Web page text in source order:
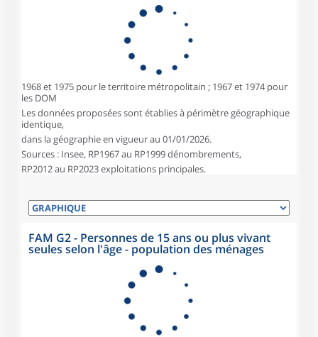
1968 et 1975 pour le territoire métropolitain ; 1967 et 1974 pour
les DOM
Les données proposées sont établies à périmètre géographique
identique,
dans la géographie en vigueur au 01/01/2026.
Sources : Insee, RP1967 au RP1999 dénombrements,
RP2012 au RP2023 exploitations principales.
FAM G2 - Personnes de 15 ans ou plus vivant
seules selon l'âge - population des ménages